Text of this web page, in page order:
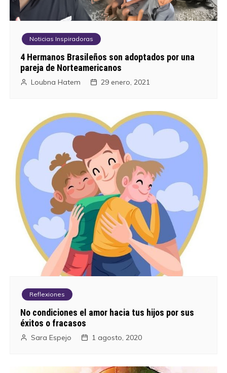
Noticias Inspiradoras
4 Hermanos Brasileños son adoptados por una
pareja de Norteamericanos
Loubna Hatem 29 enero, 2021
Reflexiones
No condiciones el amor hacia tus hijos por sus
éxitos o fracasos
Sara Espejo 1 agosto, 2020